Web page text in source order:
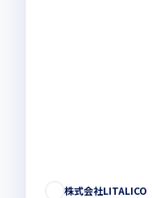
株式会社LITALICO